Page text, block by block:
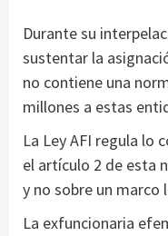
Durante su
sustentar la
no contiene una
millones a estas
La Ley AFI regula lo
el artículo 2 de esta
y no sobre un marco
La exfuncionaria